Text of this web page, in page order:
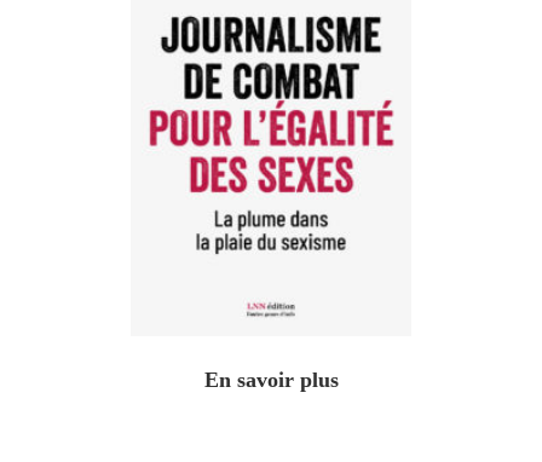
En savoir plus